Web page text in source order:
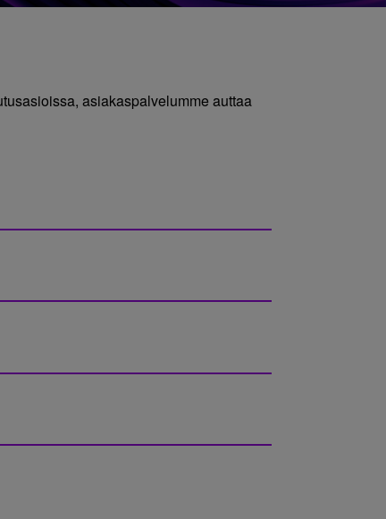
asiakaspalvelumme auttaa